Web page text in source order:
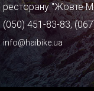
ресторану "Жовте
(050) 451-83-83,
info@haibike.ua